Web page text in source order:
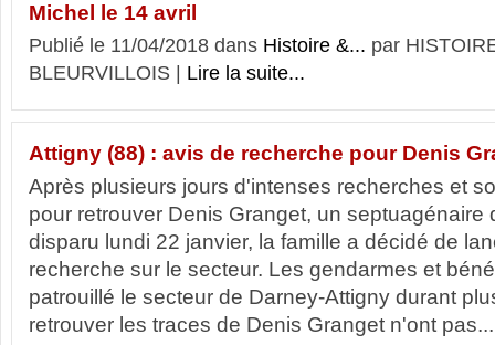
Michel le 14 avril
Publié le 11/04/2018 dans Histoire &... par
BLEURVILLOIS | Lire la suite...
Attigny (88) : avis de recherche pour Denis
Après plusieurs jours d'intenses recherches et
pour retrouver Denis Granget, un septuagénaire
disparu lundi 22 janvier, la famille a décidé de
recherche sur le secteur. Les gendarmes et
patrouillé le secteur de Darney-Attigny durant
retrouver les traces de Denis Granget n'ont pas...